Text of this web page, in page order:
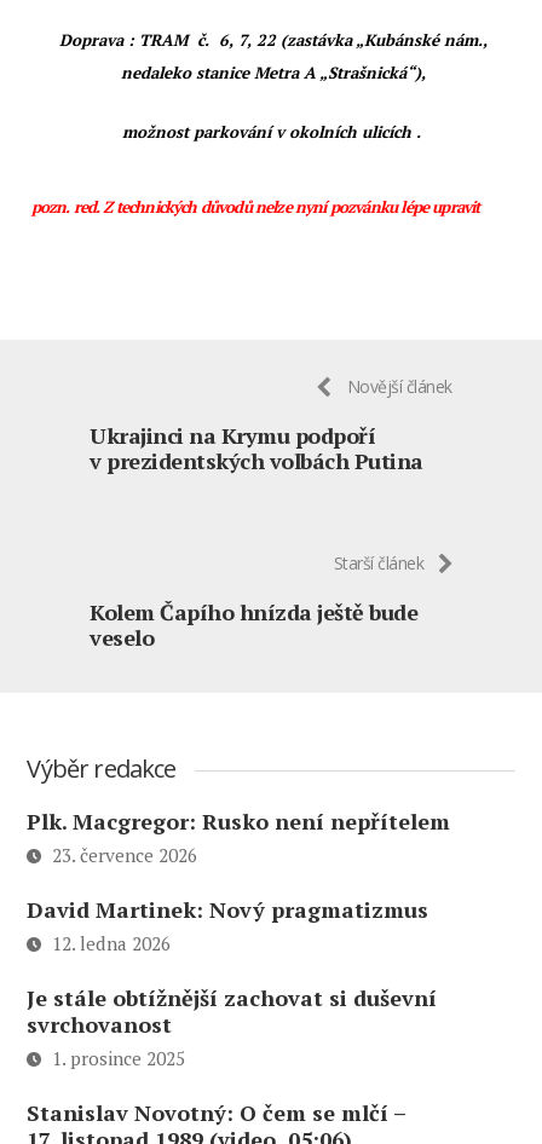
Doprava : TRAM č. 6, 7, 22 (zastávka „Kubánské nám.,
nedaleko stanice Metra A „Strašnická“),
možnost parkování v okolních ulicích .
pozn. red. Z technických důvodů nelze nyní pozvánku lépe upravit
Novější článek
Ukrajinci na Krymu podpoří
v prezidentských volbách Putina
Starší článek
Kolem Čapího hnízda ještě bude
veselo
Výběr redakce
Plk. Macgregor: Rusko není nepřítelem
23. července 2026
David Martinek: Nový pragmatizmus
12. ledna 2026
Je stále obtížnější zachovat si duševní
svrchovanost
1. prosince 2025
Stanislav Novotný: O čem se mlčí –